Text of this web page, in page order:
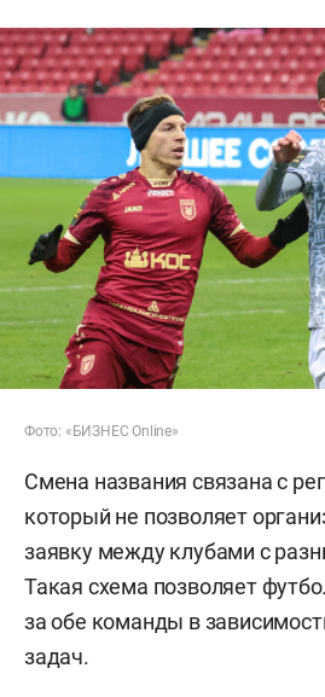
Фото: «БИЗНЕС Online»
Смена названия связана с
который не позволяет
заявку между клубами с
Такая схема позволяет
за обе команды в
задач.